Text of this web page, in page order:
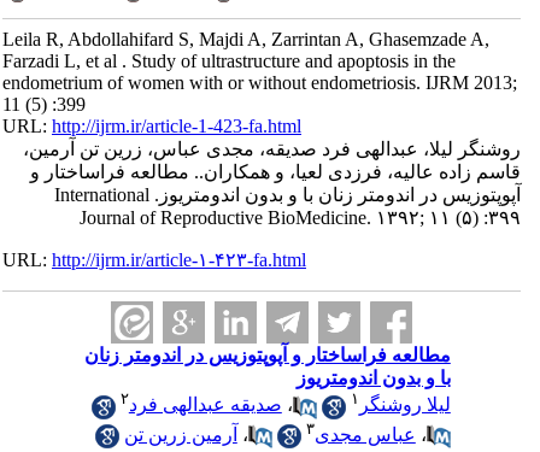
Leila R, Abdollahifard S, Majdi A, Zarrintan A, Ghasemzade A,
Farzadi L, et al . Study of ultrastructure and apoptosis in the
endometrium of women with or without endometriosis. IJRM 2013;
11 (5) :399
URL:http://ijrm.ir/article-1-423-fa.html
روشنگر لیلا، عبدالهی فرد صدیقه، مجدی عباس، زرین تن آرمین،
قاسم زاده عالیه، فرزدی لعیا، و همکاران.. مطالعه فراساختار و
آپوپتوزیس در اندومتر زنان با و بدون اندومتریوز. International
Journal of Reproductive BioMedicine. ۱۳۹۲; ۱۱ (۵) :۳۹۹
URL:http://ijrm.ir/article-۱-۴۲۳-fa.html
مطالعه فراساختار و آپوپتوزیس در اندومتر زنان
با و بدون اندومتریوز
لیلا روشنگر۱ ،صدیقه عبدالهی فرد ۲
،عباس مجدی ،آرمین زرین تن